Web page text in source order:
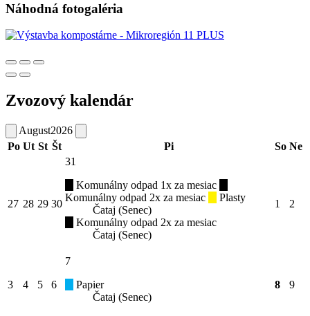
Náhodná fotogaléria
Zvozový kalendár
August2026
Po Ut St Št Pi So Ne
27 28 29 30
31
Komunálny odpad 1x za mesiac
Komunálny odpad 2x za mesiac
Plasty
Čataj (Senec)
Komunálny odpad 2x za mesiac
Čataj (Senec)
1 2
3 4 5 6
7
Papier
Čataj (Senec)
8 9